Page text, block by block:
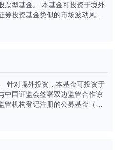
票型基金。 本基金可投资于境外
投资基金类似的市场波动风险
还面临汇率风险、国家 /地区风险
别投资风险。 本基金可通过港
交易规则等差异带来的特有风
针对境外投资，本基金可投资于
中国证监会签署双边监管合作谅
机构登记注册的公募基金（含
；已与中国证监会签署双边监管
券市场挂牌交易的普通股、优
内的香港联合交易所上市的股票